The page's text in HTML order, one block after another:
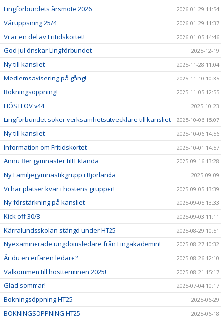
Lingförbundets årsmöte 2026 2026-01-29 11:54
Våruppsning 25/4 2026-01-29 11:37
Vi är en del av Fritidskortet! 2026-01-05 14:46
God jul önskar Lingförbundet 2025-12-19
Ny till kansliet 2025-11-28 11:04
Medlemsavisering på gång! 2025-11-10 10:35
Bokningsöppning! 2025-11-05 12:55
HÖSTLOV v44 2025-10-23
Lingförbundet söker verksamhetsutvecklare till kansliet 2025-10-06 15:07
Ny till kansliet 2025-10-06 14:56
Information om Fritidskortet 2025-10-01 14:57
Ännu fler gymnaster till Eklanda 2025-09-16 13:28
Ny Familjegymnastikgrupp i Björlanda 2025-09-09
Vi har platser kvar i höstens grupper! 2025-09-05 13:39
Ny förstärkning på kansliet 2025-09-05 13:33
Kick off 30/8 2025-09-03 11:11
Kärralundsskolan stängd under HT25 2025-08-29 10:51
Nyexaminerade ungdomsledare från Lingakademin! 2025-08-27 10:32
Är du en erfaren ledare? 2025-08-26 12:10
Välkommen till höstterminen 2025! 2025-08-21 15:17
Glad sommar! 2025-07-04 10:17
Bokningsöppning HT25 2025-06-29
BOKNINGSÖPPNING HT25 2025-06-18